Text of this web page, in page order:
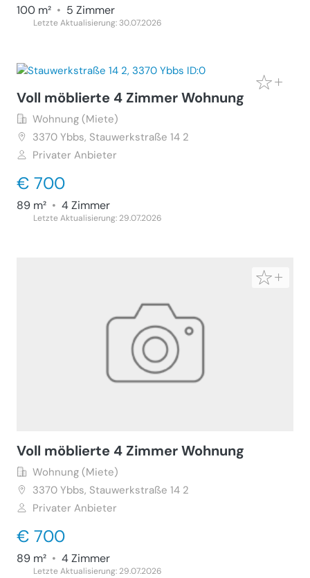
100 m² • 5 Zimmer
Letzte Aktualisierung: 30.07.2026
Voll möblierte 4 Zimmer Wohnung
Wohnung (Miete)
3370 Ybbs, Stauwerkstraße 14 2
Privater Anbieter
€ 700
89 m² • 4 Zimmer
Letzte Aktualisierung: 29.07.2026
Voll möblierte 4 Zimmer Wohnung
Wohnung (Miete)
3370 Ybbs, Stauwerkstraße 14 2
Privater Anbieter
€ 700
89 m² • 4 Zimmer
Letzte Aktualisierung: 29.07.2026